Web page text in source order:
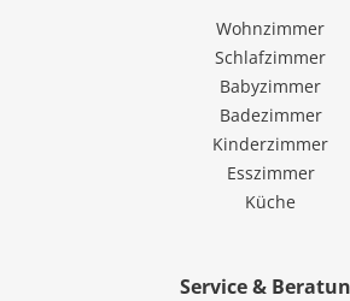
Wohnzimmer
Schlafzimmer
Babyzimmer
Badezimmer
Kinderzimmer
Esszimmer
Küche
Service &